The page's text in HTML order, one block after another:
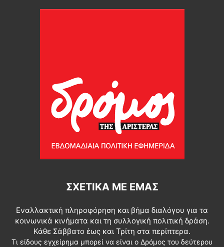
ΣΧΕΤΙΚΆ ΜΕ ΕΜΆΣ
Εναλλακτική πληροφόρηση και βήμα διαλόγου για τα
κοινωνικά κινήματα και τη συλλογική πολιτική δράση.
Κάθε Σάββατο έως και Τρίτη στα περίπτερα.
Τι είδους εγχείρημα μπορεί να είναι ο Δρόμος του δεύτερου